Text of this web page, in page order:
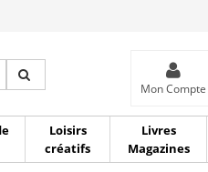
Mon Compte
Loisirs
créatifs
Livres
Magazines